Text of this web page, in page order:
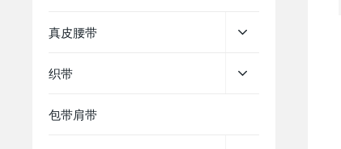
真皮腰带
织带
包带肩带